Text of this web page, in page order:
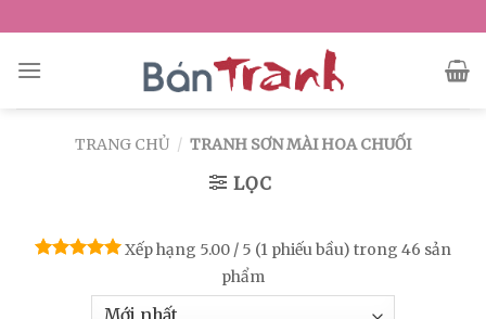
to
content
TRANG CHỦ / TRANH SƠN MÀI HOA CHUỐI
LỌC
Xếp hạng 5.00 / 5 (1 phiếu bầu) trong 46 sản
phẩm